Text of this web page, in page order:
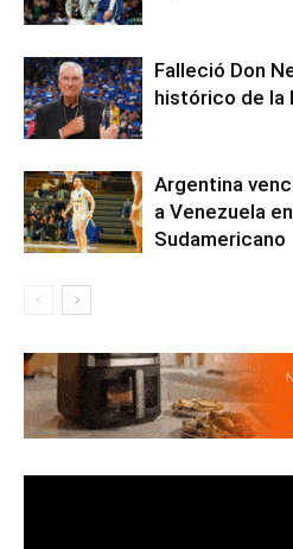
Falleció Don
histórico de la
Argentina
a Venezuela
Sudamericano